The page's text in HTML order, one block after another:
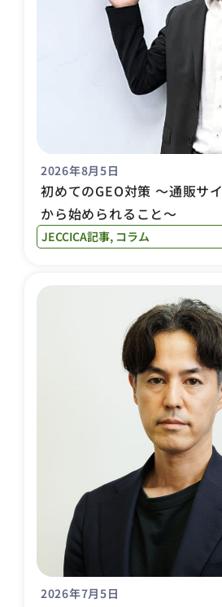
2026年8月5日
初めてのGEO対策 〜通販サ
から始められること〜
JECCICA記事, コラム
2026年7月5日